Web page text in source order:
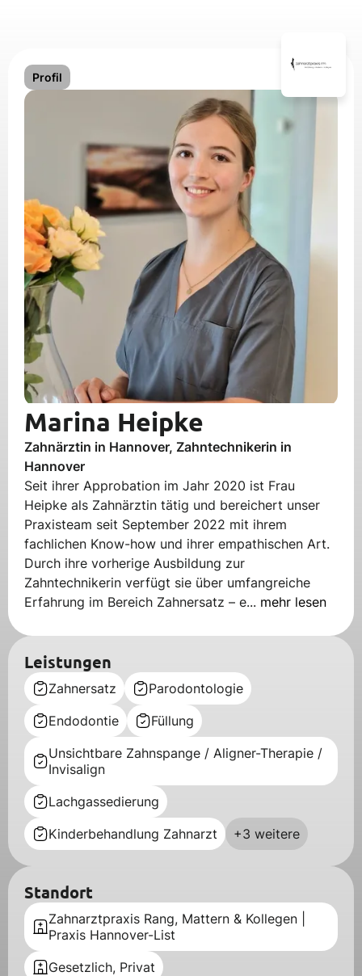
Profil
Marina Heipke
Zahnärztin in Hannover, Zahntechnikerin in
Hannover
Seit ihrer Approbation im Jahr 2020 ist Frau
Heipke als Zahnärztin tätig und bereichert unser
Praxisteam seit September 2022 mit ihrem
fachlichen Know-how und ihrer empathischen Art.
Durch ihre vorherige Ausbildung zur
Zahntechnikerin verfügt sie über umfangreiche
Erfahrung im Bereich Zahnersatz – e... mehr lesen
Leistungen
Zahnersatz
Parodontologie
Endodontie
Füllung
Unsichtbare Zahnspange / Aligner-Therapie /
Invisalign
Lachgassedierung
Kinderbehandlung Zahnarzt
+3 weitere
Standort
Zahnarztpraxis Rang, Mattern & Kollegen |
Praxis Hannover-List
Gesetzlich, Privat